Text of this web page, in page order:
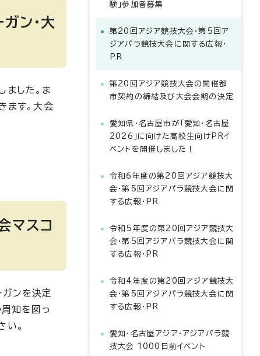
ン・大
した。ま
ます。大会
マスコ
ンを決定
知を図っ
い。
験」参加者募集
第20回アジア競技大会・第5回ア
ジアパラ競技大会に関する広報・
PR
第20回アジア競技大会の開催都
市契約の締結及び大会会期の決定
愛知県・名古屋市が「愛知・名古屋
2026」に向けた高校生向けPRイ
ベントを開催しました！
令和6年度の第20回アジア競技大
会・第5回アジアパラ競技大会に関
する広報・PR
令和5年度の第20回アジア競技大
会・第5回アジアパラ競技大会に関
する広報・PR
令和4年度の第20回アジア競技大
会・第5回アジアパラ競技大会に関
する広報・PR
愛知・名古屋アジア・アジアパラ競
技大会 1000日前イベント